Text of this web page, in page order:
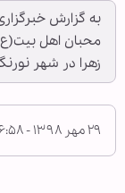
به گزارش
محبان اهل
زهرا در شهر
۲۹ مهر ۱۳۹۸ - ۰۶:۵۸